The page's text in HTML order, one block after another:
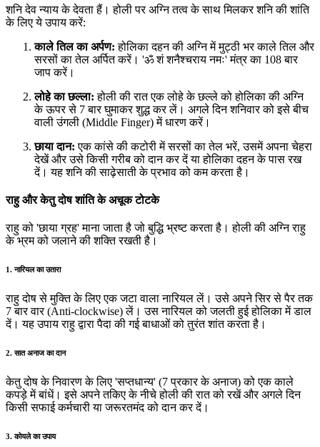
शनि देव न्याय के देवता हैं। होली पर अग्नि तत्व के साथ मिलकर शनि की शांति
के लिए ये उपाय करें:
काले तिल का अर्पण: होलिका दहन की अग्नि में मुट्ठी भर काले तिल और
सरसों का तेल अर्पित करें। 'ॐ शं शनैश्चराय नमः' मंत्र का 108 बार
जाप करें।
लोहे का छल्ला: होली की रात एक लोहे के छल्ले को होलिका की अग्नि
के ऊपर से 7 बार घुमाकर शुद्ध कर लें। अगले दिन शनिवार को इसे बीच
वाली उंगली (Middle Finger) में धारण करें।
छाया दान: एक कांसे की कटोरी में सरसों का तेल भरें, उसमें अपना चेहरा
देखें और उसे किसी गरीब को दान कर दें या होलिका दहन के पास रख
दें। यह शनि की साढ़ेसाती के प्रभाव को कम करता है।
राहु और केतु दोष शांति के अचूक टोटके
राहु को 'छाया ग्रह' माना जाता है जो बुद्धि भ्रष्ट करता है। होली की अग्नि राहु
के भ्रम को जलाने की शक्ति रखती है।
1. नारियल का उतारा
राहु दोष से मुक्ति के लिए एक जटा वाला नारियल लें। उसे अपने सिर से पैर तक
7 बार वार (Anti-clockwise) लें। उस नारियल को जलती हुई होलिका में डाल
दें। यह उपाय राहु द्वारा पैदा की गई बाधाओं को तुरंत शांत करता है।
2. सात अनाज का दान
केतु दोष के निवारण के लिए 'सप्तधान्य' (7 प्रकार के अनाज) को एक काले
कपड़े में बांधें। इसे अपने तकिए के नीचे होली की रात को रखें और अगले दिन
किसी सफाई कर्मचारी या जरूरतमंद को दान कर दें।
3. कोयले का उपाय